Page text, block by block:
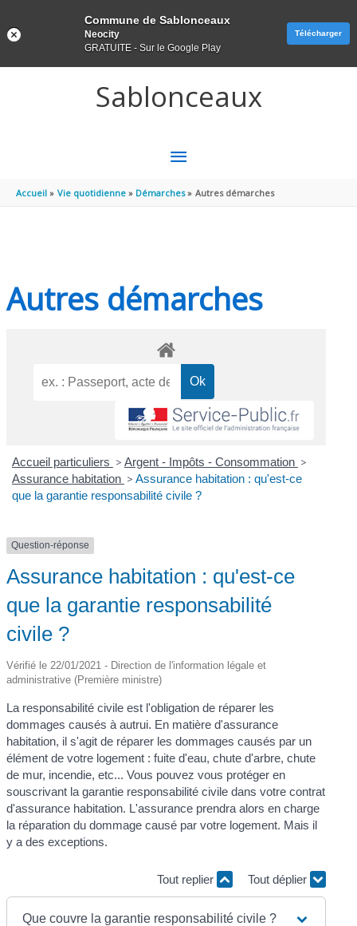
Sablonceaux
MENU
PRINCIPAL
Accueil Vie quotidienne Démarches Autres démarches
Autres démarches
Accueil particuliers > Argent - Impôts - Consommation >
Assurance habitation > Assurance habitation : qu'est-ce
que la garantie responsabilité civile ?
Question-réponse
Assurance habitation : qu'est-ce
que la garantie responsabilité
civile ?
Vérifié le 22/01/2021 - Direction de l'information légale et
administrative (Première ministre)
La responsabilité civile est l'obligation de réparer les
dommages causés à autrui. En matière d'assurance
habitation, il s'agit de réparer les dommages causés par un
élément de votre logement : fuite d'eau, chute d'arbre, chute
de mur, incendie, etc... Vous pouvez vous protéger en
souscrivant la garantie responsabilité civile dans votre contrat
d'assurance habitation. L'assurance prendra alors en charge
la réparation du dommage causé par votre logement. Mais il
y a des exceptions.
Tout replier Tout déplier
Que couvre la garantie responsabilité civile ?
Commune de Sablonceaux
Neocity
GRATUITE - Sur le Google Play
Télécharger